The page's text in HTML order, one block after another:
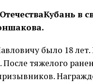
в
было 18
тяжелого